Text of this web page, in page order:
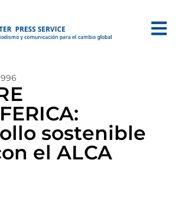
sostenible
el ALCA